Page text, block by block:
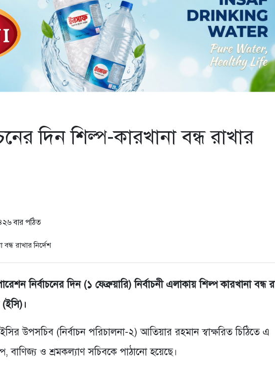
দিন শিল্প-কারখানা বন্ধ রাখার
বার পঠিত
নির্বাচনের দিন (১ ফেব্রুয়ারি) নির্বাচনী এলাকায় শিল্প কারখানা বন্ধ
(ইসি)।
উপসচিব (নির্বাচন পরিচালনা-২) আতিয়ার রহমান স্বাক্ষরিত চিঠিতে এ
বাণিজ্য ও শ্রমকল্যাণ সচিবকে পাঠানো হয়েছে।